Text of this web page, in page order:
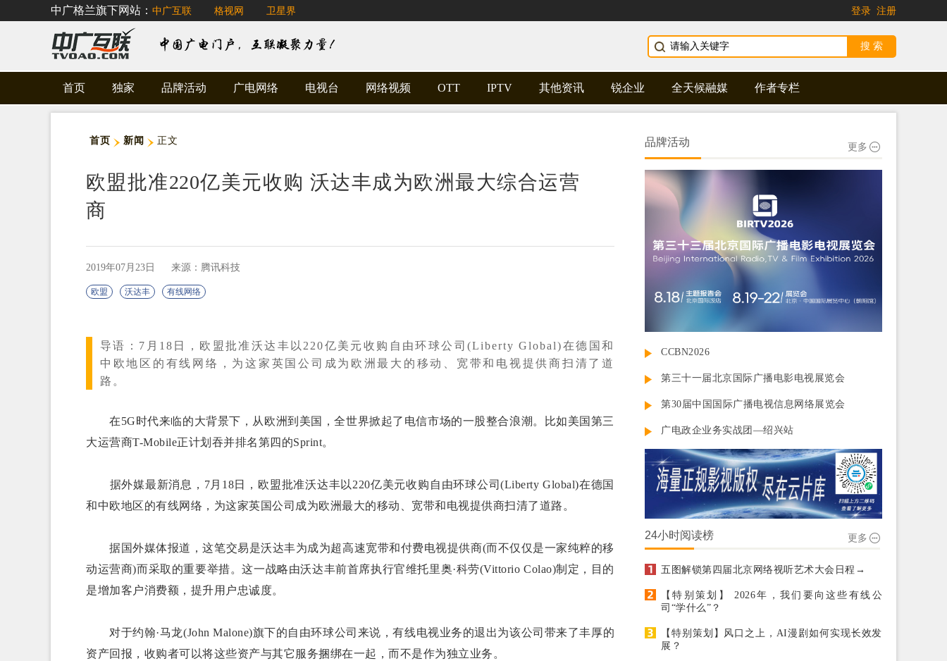
中广格兰旗下网站： 中广互联 格视网 卫星界 登录 注册
首页 独家 品牌活动 广电网络 电视台 网络视频 OTT IPTV 其他资讯 锐企业 全天候融媒 作者专栏
首页 新闻 正文
欧盟批准220亿美元收购 沃达丰成为欧洲最大综合运营
商
2019年07月23日 来源：腾讯科技
欧盟 沃达丰 有线网络
导语： 7月18日，欧盟批准沃达丰以220亿美元收购自由环球公司(Liberty Global)在德国和
中欧地区的有线网络，为这家英国公司成为欧洲最大的移动、宽带和电视提供商扫清了道
路。
在5G时代来临的大背景下，从欧洲到美国，全世界掀起了电信市场的一股整合浪潮。比如美国第三
大运营商T-Mobile正计划吞并排名第四的Sprint。
据外媒最新消息，7月18日，欧盟批准沃达丰以220亿美元收购自由环球公司(Liberty Global)在德国
和中欧地区的有线网络，为这家英国公司成为欧洲最大的移动、宽带和电视提供商扫清了道路。
据国外媒体报道，这笔交易是沃达丰为成为超高速宽带和付费电视提供商(而不仅仅是一家纯粹的移
动运营商)而采取的重要举措。这一战略由沃达丰前首席执行官维托里奥·科劳(Vittorio Colao)制定，目的
是增加客户消费额，提升用户忠诚度。
对于约翰·马龙(John Malone)旗下的自由环球公司来说，有线电视业务的退出为该公司带来了丰厚的
资产回报，收购者可以将这些资产与其它服务捆绑在一起，而不是作为独立业务。
品牌活动 更多
CCBN2026
第三十一届北京国际广播电影电视展览会
第30届中国国际广播电视信息网络展览会
广电政企业务实战团—绍兴站
24小时阅读榜 更多
五图解锁第四届北京网络视听艺术大会日程→
【特别策划】 2026年，我们要向这些有线公
司“学什么”？
【特别策划】风口之上，AI漫剧如何实现长效发
展？